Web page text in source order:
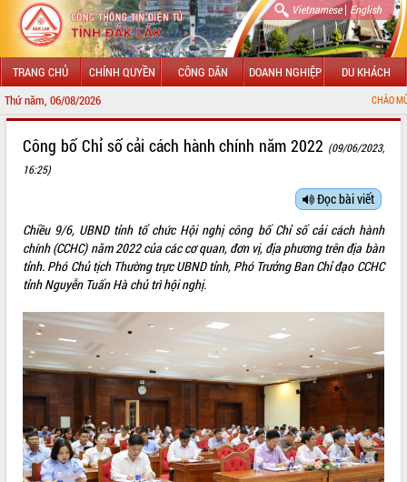
Vietnamese| English
TRANG CHỦ CHÍNH QUYỀN CÔNG DÂN DOANH NGHIỆP DU KHÁCH
Thứ năm, 06/08/2026 CHÀO MỪNG ĐẾN
LÃNH ĐẠO UBND TỈNH
SỞ, BAN, NGÀNH
UBND CÁC XÃ, PHƯỜNG
THÔNG TIN CHỈ ĐẠO ĐIỀU HÀNH
HỆ THỐNG VĂN BẢN
VĂN BẢN HĐND TỈNH
ĐIỂM TIN VĂN BẢN
QUY HOẠCH - KẾ HOẠCH
Công bố Chỉ số cải cách hành chính năm 2022 (09/06/2023,
16:25)
Đọc bài viết
Chiều 9/6, UBND tỉnh tổ chức Hội nghị công bố Chỉ số cải cách hành
chính (CCHC) năm 2022 của các cơ quan, đơn vị, địa phương trên địa bàn
tỉnh. Phó Chủ tịch Thường trực UBND tỉnh, Phó Trưởng Ban Chỉ đạo CCHC
tỉnh Nguyễn Tuấn Hà chủ trì hội nghị.